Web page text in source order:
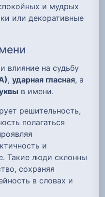
и мудрых
или декоративные
влияние на судьбу
, ударная гласная, а
в имени.
решительность,
полагаться
и
Такие люди склонны
сохраняя
в словах и